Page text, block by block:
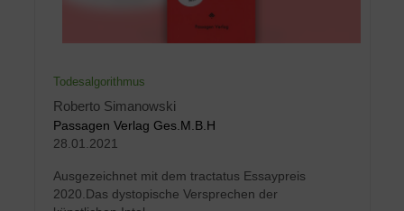
Todesalgorithmus
Roberto Simanowski
Passagen Verlag Ges.M.B.H
28.01.2021
Ausgezeichnet mit dem tractatus Essaypreis
2020.Das dystopische Versprechen der